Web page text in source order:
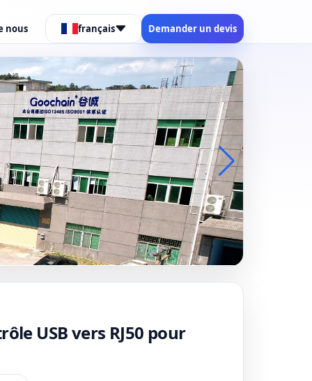
nous français Demander un devis
USB vers RJ50 pour